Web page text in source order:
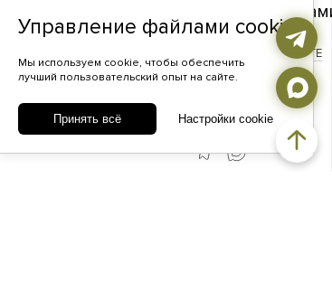
Связаться с
ВКОНТАКТЕ
ADDA@ADDAGEMS.RU
8 (968) 358-09-90
Управление файлами cookie
Мы используем cookie, чтобы обеспечить
лучший пользовательский опыт на сайте.
Принять всё Настройки cookie